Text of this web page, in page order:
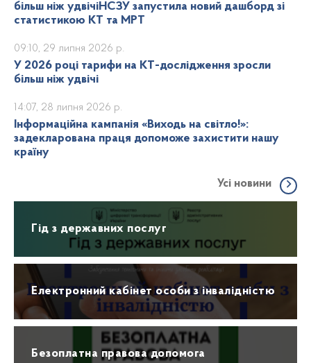
більш ніж удвічіНСЗУ запустила новий дашборд зі
статистикою КТ та МРТ
У 2026 році тарифи на КТ-дослідження зросли
більш ніж удвічі
09:10, 29 липня 2026 р.
Інформаційна кампанія «Виходь на світло!»:
задекларована праця допоможе захистити нашу
країну
14:07, 28 липня 2026 р.
Усі новини
Гід з державних послуг
Електронний кабінет особи з інвалідністю
Безоплатна правова допомога